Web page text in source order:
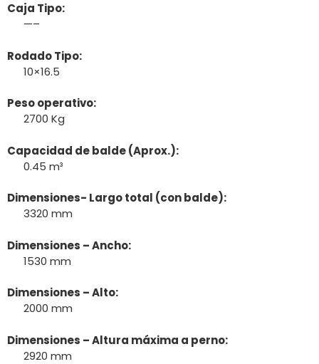
Caja Tipo:
—–
Rodado Tipo:
10×16.5
Peso operativo:
2700 Kg
Capacidad de balde (Aprox.):
0.45 m³
Dimensiones- Largo total (con balde):
3320 mm
Dimensiones – Ancho:
1530 mm
Dimensiones – Alto:
2000 mm
Dimensiones – Altura máxima a perno:
2920 mm